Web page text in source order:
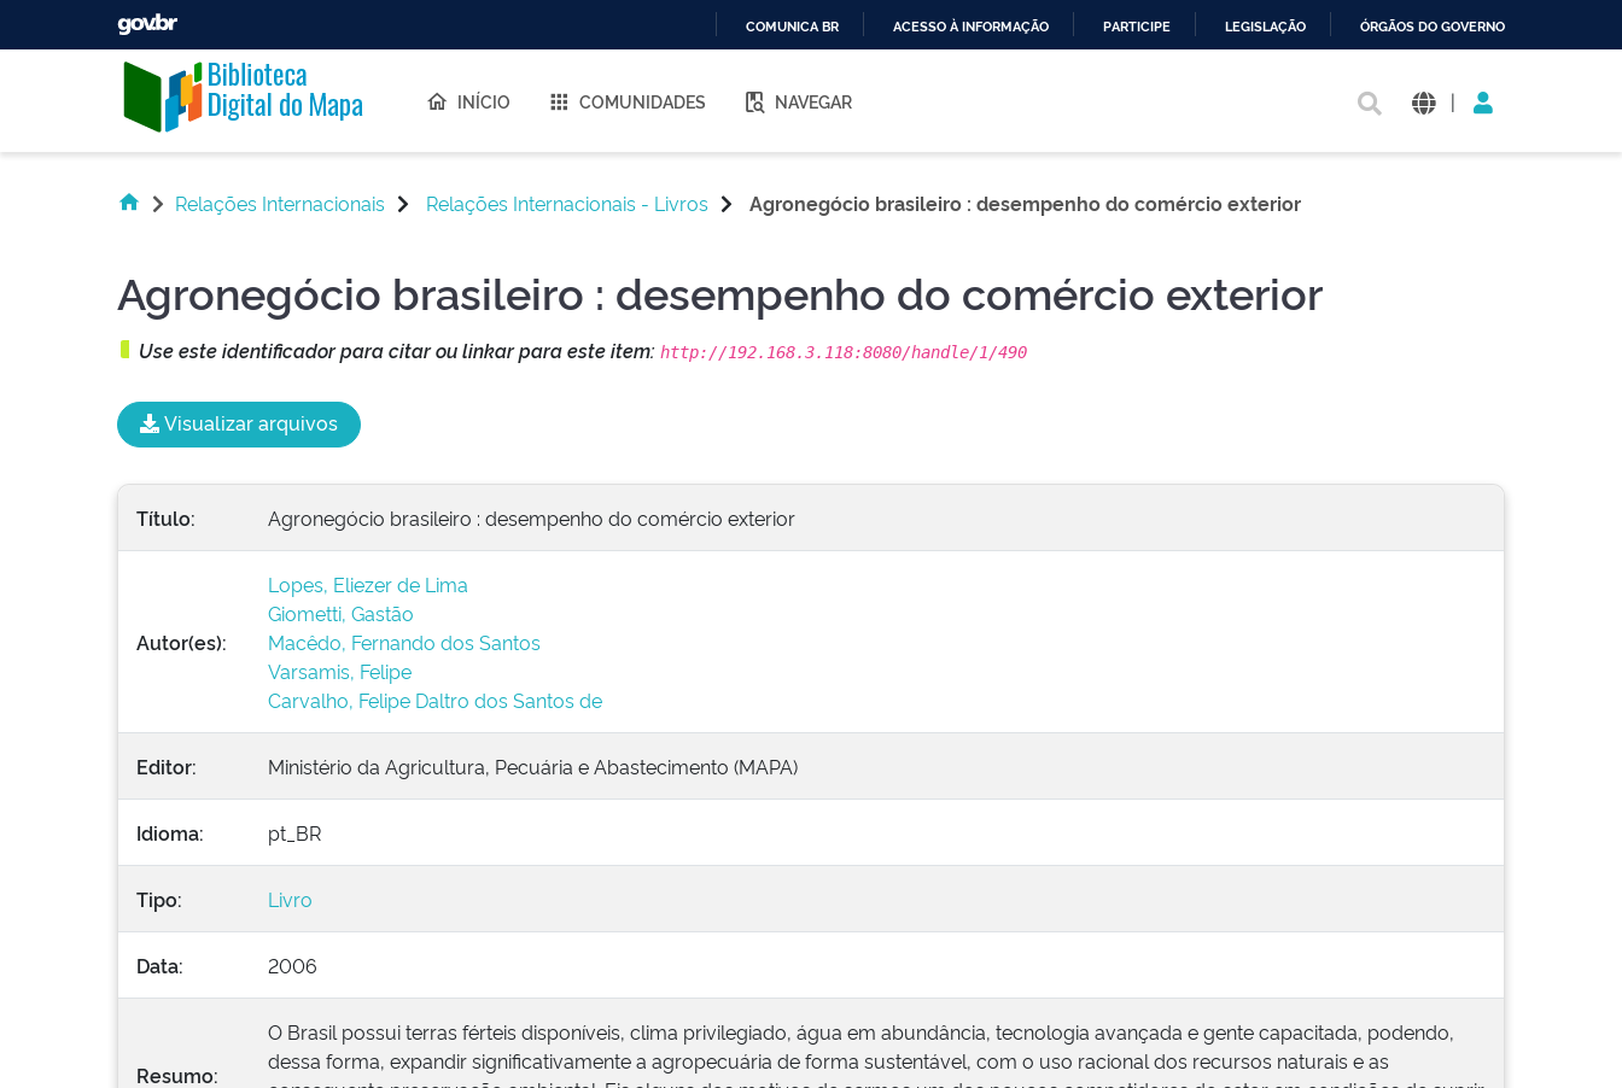
O
COMUNICA BR ACESSO À INFORMAÇÃO PARTICIPE LEGISLAÇÃO ÓRGÃOS DO GOVERNO
Skip navigation
INÍCIO COMUNIDADES NAVEGAR |
Relações Internacionais Relações Internacionais - Livros Agronegócio brasileiro : desempenho do comércio exterior
Agronegócio brasileiro : desempenho do comércio exterior
Use este identificador para citar ou linkar para este item: http://192.168.3.118:8080/handle/1/490
Visualizar arquivos
Título: Agronegócio brasileiro : desempenho do comércio exterior
Autor(es):
Lopes, Eliezer de Lima
Giometti, Gastão
Macêdo, Fernando dos Santos
Varsamis, Felipe
Carvalho, Felipe Daltro dos Santos de
Editor: Ministério da Agricultura, Pecuária e Abastecimento (MAPA)
Idioma: pt_BR
Tipo: Livro
Data: 2006
Resumo:
O Brasil possui terras férteis disponíveis, clima privilegiado, água em abundância, tecnologia avançada e gente capacitada, podendo,
dessa forma, expandir significativamente a agropecuária de forma sustentável, com o uso racional dos recursos naturais e as